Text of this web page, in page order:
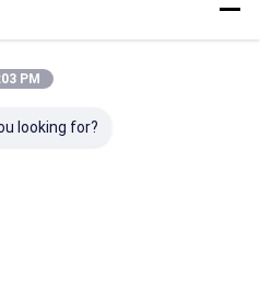
PM
looking for?